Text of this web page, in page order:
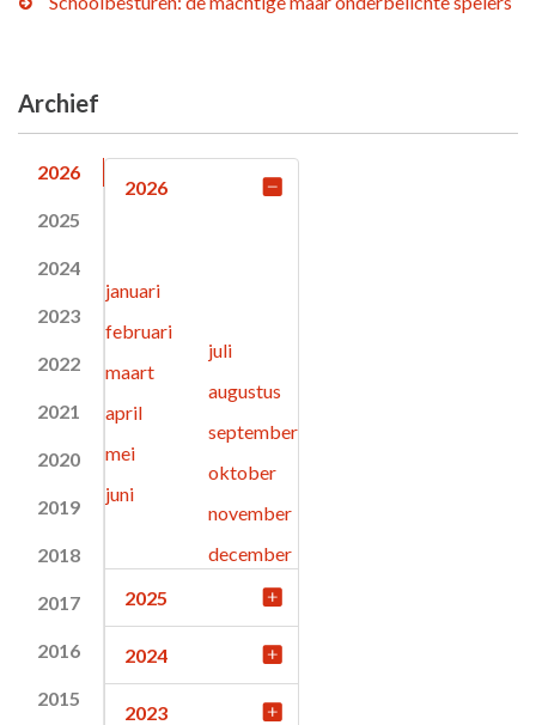
Archief
2026
2025
2024
2023
2022
2021
2020
2019
2018
2017
2016
2015
2026
januari
februari
maart
april
mei
juni
juli
augustus
september
oktober
november
december
2025
2024
2023